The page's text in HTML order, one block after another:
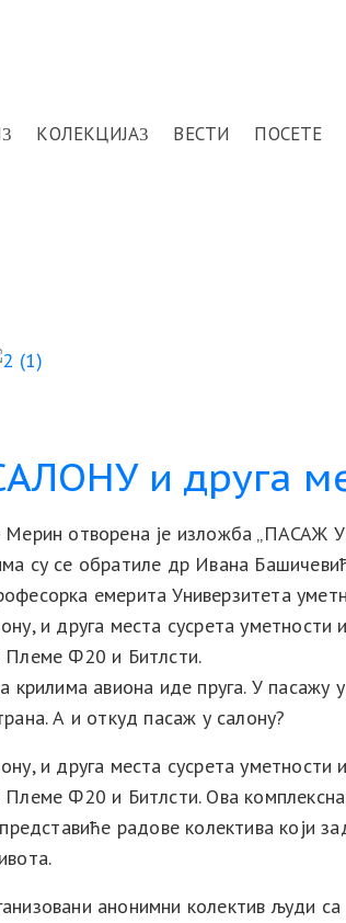
КОЛЕКЦИЈА ВЕСТИ ПОСЕТЕ
и друга
отворена је изложба „ПАСАЖ
су се обратиле др Ивана
емерита Универзитета
и друга места сусрета уметности
Племе Ф20 и Битлсти.
крилима авиона иде пруга. У пасажу
А и откуд пасаж у салону?
и друга места сусрета уметности
Племе Ф20 и Битлсти. Ова
радове колектива који
анонимни колектив људи